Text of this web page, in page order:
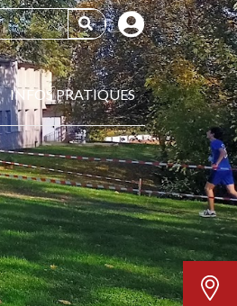
INFOS PRATIQUES